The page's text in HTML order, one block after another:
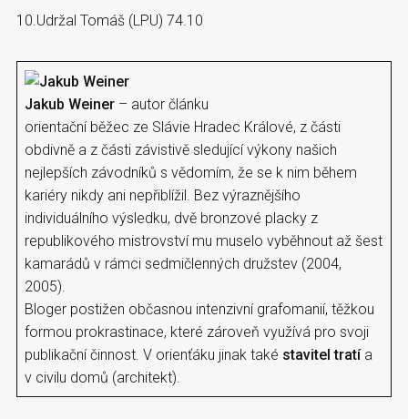
10.Udržal Tomáš (LPU) 74.10
Jakub Weiner – autor článku
orientační běžec ze Slávie Hradec Králové, z části
obdivně a z části závistivě sledující výkony našich
nejlepších závodníků s vědomím, že se k nim během
kariéry nikdy ani nepřiblížil. Bez výraznějšího
individuálního výsledku, dvě bronzové placky z
republikového mistrovství mu muselo vyběhnout až šest
kamarádů v rámci sedmičlenných družstev (2004,
2005).
Bloger postižen občasnou intenzivní grafomanií, těžkou
formou prokrastinace, které zároveň využívá pro svoji
publikační činnost. V orienťáku jinak také stavitel tratía
v civilu domů (architekt).